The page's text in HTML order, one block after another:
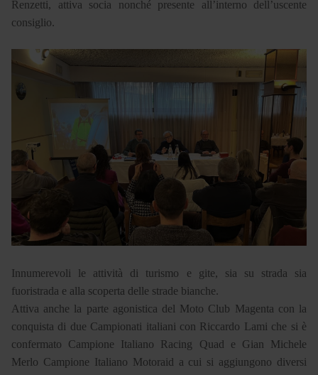
Renzetti, attiva socia nonché presente all’interno dell’uscente
consiglio.
Innumerevoli le attività di turismo e gite, sia su strada sia
fuoristrada e alla scoperta delle strade bianche.
Attiva anche la parte agonistica del Moto Club Magenta con la
conquista di due Campionati italiani con Riccardo Lami che si è
confermato Campione Italiano Racing Quad e Gian Michele
Merlo Campione Italiano Motoraid a cui si aggiungono diversi